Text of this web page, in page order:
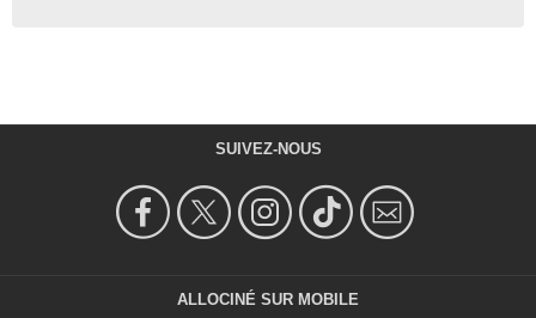
SUIVEZ-NOUS
ALLOCINÉ SUR MOBILE